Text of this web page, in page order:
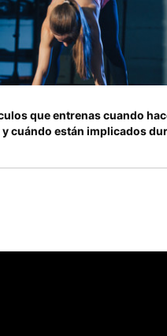
que entrenas cuando
cuándo están implicados